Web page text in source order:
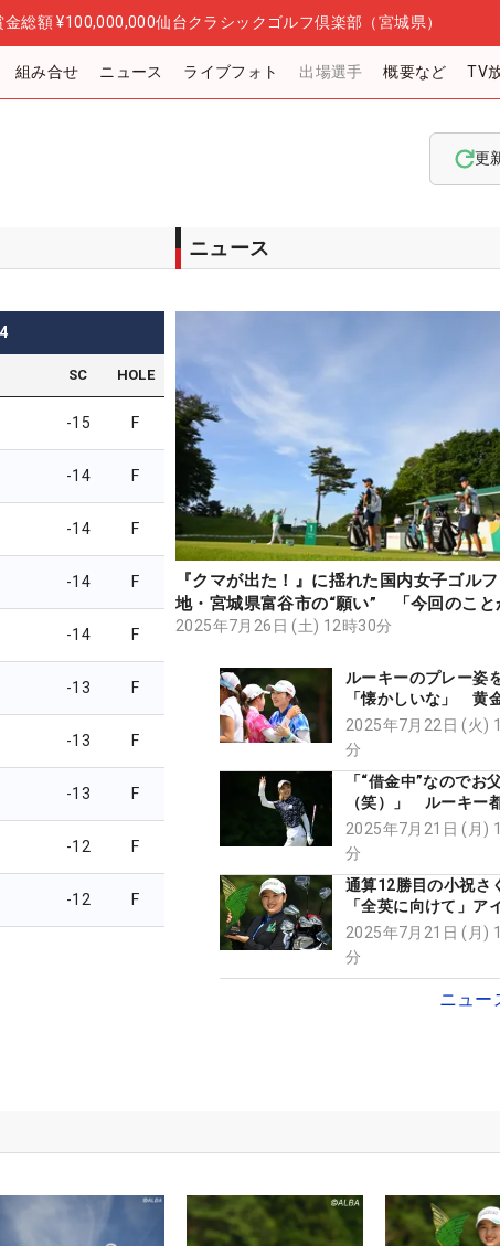
金総額 ¥100,000,000仙台クラシックゴルフ倶楽部（宮城県）
組み合せ ニュース ライブフォト 出場選手 概要など TV
更
4
SC HOLE
-15 F
-14 F
-14 F
-14 F
-14 F
-13 F
-13 F
-13 F
-12 F
-12 F
ニュース
『クマが出た！』に揺れた国内女子ゴル
地・宮城県富谷市の“願い” 「今回のこと
のきっかけに…」【現地記者コラム】
2025年7月26日 (土) 12時30分
ルーキーのプレー姿
「懐かしいな」 黄
小祝さくらが語った“
手”への想い
2025年7月22日 (火)
分
「“借金中”なのでお
（笑）」 ルーキー
バーディ賞＆ベスト
冠で100万円ゲット
2025年7月21日 (月)
分
通算12勝目の小祝
「全英に向けて」ア
UTの3番を投入し今
V【勝者のギア】
2025年7月21日 (月)
分
ニュー